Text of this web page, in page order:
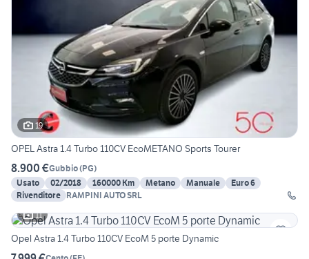
19
OPEL Astra 1.4 Turbo 110CV EcoMETANO Sports Tourer
8.900 €Gubbio(PG)
Usato
02/2018 160000 Km Metano Manuale
Euro 6
Rivenditore RAMPINI AUTO SRL
11
Opel Astra 1.4 Turbo 110CV EcoM 5 porte Dynamic